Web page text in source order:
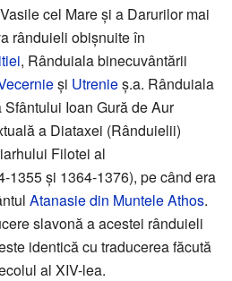
cel Mare și a Darurilor mai
rânduieli obișnuite în
, Rânduiala binecuvântării
și Utrenieș.a. Rânduiala
Ioan Gură de Aur
a Diataxei (Rânduielii)
Filotei al
1355 și 1364-1376), pe când era
Atanasie din Muntele Athos.
slavonă a acestei rânduieli
identică cu traducerea făcută
al XIV-lea.